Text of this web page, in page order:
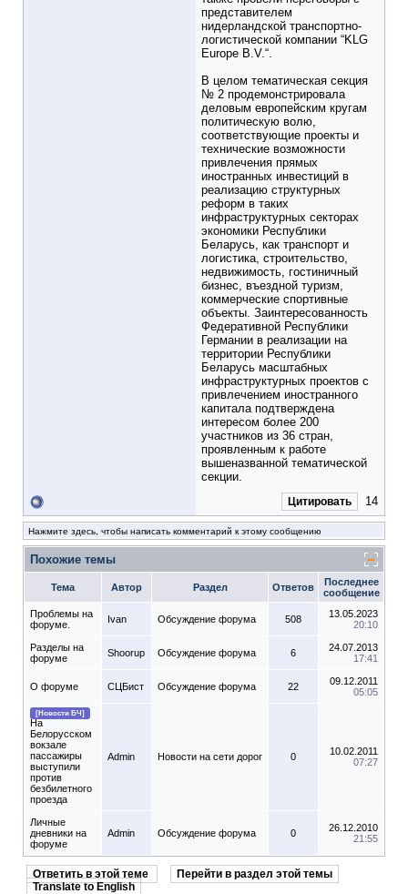
представителем
нидерландской транспортно-
логистической компании “KLG
Europe B.V.“.
В целом тематическая секция
№ 2 продемонстрировала
деловым европейским кругам
политическую волю,
соответствующие проекты и
технические возможности
привлечения прямых
иностранных инвестиций в
реализацию структурных
реформ в таких
инфраструктурных секторах
экономики Республики
Беларусь, как транспорт и
логистика, строительство,
недвижимость, гостиничный
бизнес, въездной туризм,
коммерческие спортивные
объекты. Заинтересованность
Федеративной Республики
Германии в реализации на
территории Республики
Беларусь масштабных
инфраструктурных проектов с
привлечением иностранного
капитала подтверждена
интересом более 200
участников из 36 стран,
проявленным к работе
вышеназванной тематической
секции.
Цитировать 14
Нажмите здесь, чтобы написать комментарий к этому сообщению
Похожие темы
Тема Автор Раздел Ответов
Последнее
сообщение
Проблемы на
форуме.
Ivan Обсуждение форума 508
13.05.2023
20:10
Разделы на
форуме
Shoorup Обсуждение форума 6
24.07.2013
17:41
О форуме СЦБист Обсуждение форума 22
09.12.2011
05:05
[Новости БЧ]
На
Белорусском
вокзале
пассажиры
выступили
против
безбилетного
проезда
Admin Новости на сети дорог 0
10.02.2011
07:27
Личные
дневники на
форуме
Admin Обсуждение форума 0
26.12.2010
21:55
Ответить в этой теме
Перейти в раздел этой темы
Translate to English